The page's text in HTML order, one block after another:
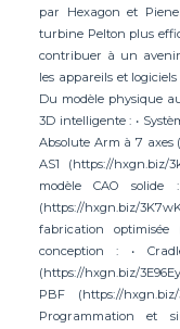
par Hexagon et
turbine Pelton plus
contribuer à un
les appareils et
Du modèle physique
3D intelligente : •
Absolute Arm à 7 axes
AS1 (https://
modèle CAO solide
(https://hxgn.biz/
fabrication optimisée
conception : •
(https://hxgn.biz/
PBF (https://
Programmation et